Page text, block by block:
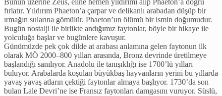
Bunun üzerine Zeus, eline hemen yıldırımı alıp Phaeton’a doğru
fırlatır. Yıldırım Phaeton’a çarpar ve delikanlı arabadan düşüp bir
ırmağın sularına gömülür. Phaeton’un ölümü bir ismin doğumudur.
Bugün nostalji ile birlikte andığımız faytonlar, böyle bir hikaye ile
yolculuğa başlar ve bugünlere kavuşur.
Günümüzde pek çok dilde at arabası anlamına gelen faytonun ilk
olarak MÖ 2000–800 yılları arasında, Bronz devrinde üretilmeye
başlandığı sanılıyor. Anadolu ile tanışıklığı ise 1700’lü yılları
buluyor. Arabalarda koşulan büyükbaş hayvanların yerini bu yıllarda
yavaş yavaş atların çektiği faytonlar almaya başlıyor. 1730’da son
bulan Lale Devri’ne ise Fransız faytonları damgasını vuruyor. Süslü,